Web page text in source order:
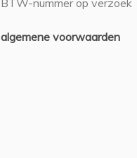
BTW-nummer op verzoek
algemene voorwaarden